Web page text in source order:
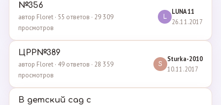
№356
автор Floret · 55 ответов · 29 309
просмотров
L
LUNA11
26.11.2017
ЦРР№389
автор Floret · 49 ответов · 28 359
просмотров
S
Sturka-2010
10.11.2017
В детский сад с